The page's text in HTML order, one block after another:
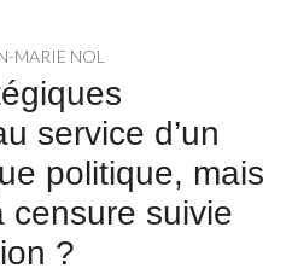
MARIE NOL
service d’un
politique, mais
censure suivie
?